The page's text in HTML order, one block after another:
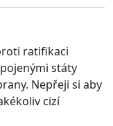
ratifikaci
státy
Nepřeji si aby
cizí